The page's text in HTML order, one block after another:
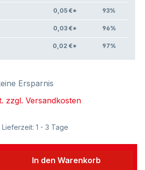
0,05 €* 93%
0,03 €* 96%
0,02 €* 97%
Ersparnis
zzgl. Versandkosten
1 - 3 Tage
In den Warenkorb